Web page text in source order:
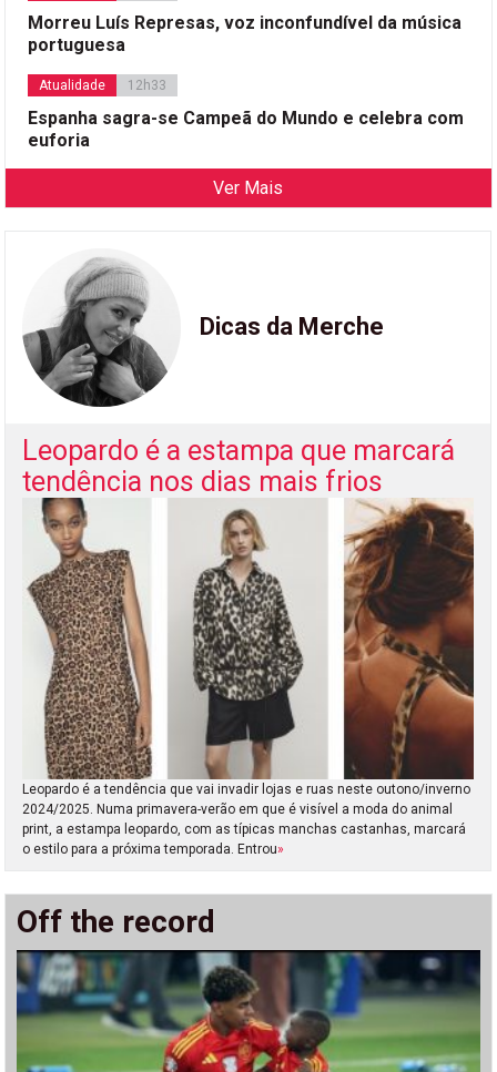
Morreu Luís Represas, voz inconfundível da música
portuguesa
Atualidade 12h33
Espanha sagra-se Campeã do Mundo e celebra com
euforia
Ver Mais
Dicas da Merche
Leopardo é a estampa que marcará
tendência nos dias mais frios
Leopardo é a tendência que vai invadir lojas e ruas neste outono/inverno
2024/2025. Numa primavera-verão em que é visível a moda do animal
print, a estampa leopardo, com as típicas manchas castanhas, marcará
o estilo para a próxima temporada. Entrou»
Off the record